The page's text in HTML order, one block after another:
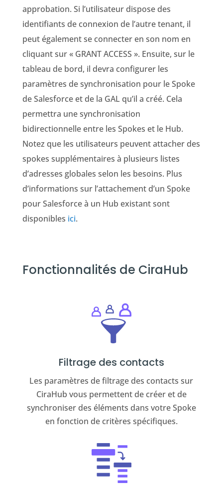
approbation. Si l’utilisateur dispose des
identifiants de connexion de l’autre tenant, il
peut également se connecter en son nom en
cliquant sur« GRANT ACCESS ». Ensuite, sur le
tableau de bord, il devra configurer les
paramètres de synchronisation pour le Spoke
de Salesforce et de la GAL qu’il a créé. Cela
permettra une synchronisation
bidirectionnelle entre les Spokes et le Hub.
Notez que les utilisateurs peuvent attacher des
spokes supplémentaires à plusieurs listes
d’adresses globales selon les besoins. Plus
d’informations sur l’attachement d’un Spoke
pour Salesforce à un Hub existant sont
disponibles ici.
Fonctionnalités de CiraHub
Filtrage des contacts
Les paramètres de filtrage des contacts sur
CiraHub vous permettent de créer et de
synchroniser des éléments dans votre Spoke
en fonction de critères spécifiques.